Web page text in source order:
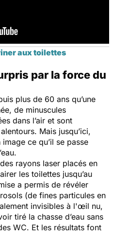
aux toilettes
par la force du
plus de 60 ans qu’une
de minuscules
dans l’air et sont
Mais jusqu’ici,
ce qu’il se passe
rayons laser placés en
les toilettes jusqu’au
a permis de révéler
(de fines particules en
invisibles à l'œil nu,
tiré la chasse d’eau sans
WC. Et les résultats font